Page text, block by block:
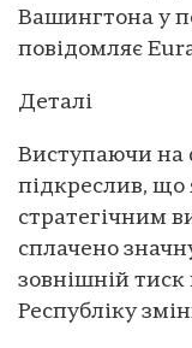
Вашингтона у
повідомляє
Деталі
Виступаючи на
підкреслив, що
стратегічним
сплачено
зовнішній тиск
Республіку